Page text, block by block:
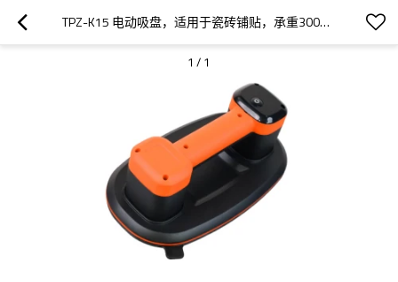
TPZ-K15 电动吸盘，适用于瓷砖铺贴，承重300公斤，适用于光滑和粗糙表面，尺寸260X150毫米 - 是分销商和批发商的理想之选。
1 / 1